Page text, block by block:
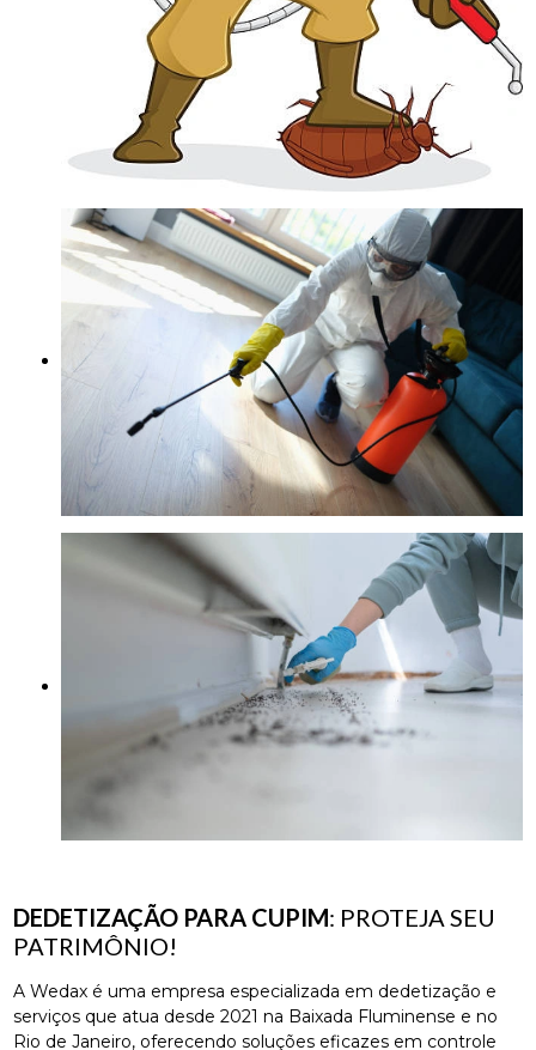
DEDETIZAÇÃO PARA CUPIM: PROTEJA SEU
PATRIMÔNIO!
A Wedax é uma empresa especializada em dedetização e
serviços que atua desde 2021 na Baixada Fluminense e no
Rio de Janeiro, oferecendo soluções eficazes em controle